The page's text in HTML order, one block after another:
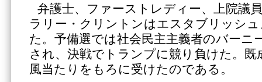
弁護士、ファーストレディー、上院議
ラリー・クリントンはエスタブリッシ
た。予備選では社会民主主義者のバーニ
され、決戦でトランプに競り負けた。既
風当たりをもろに受けたのである。